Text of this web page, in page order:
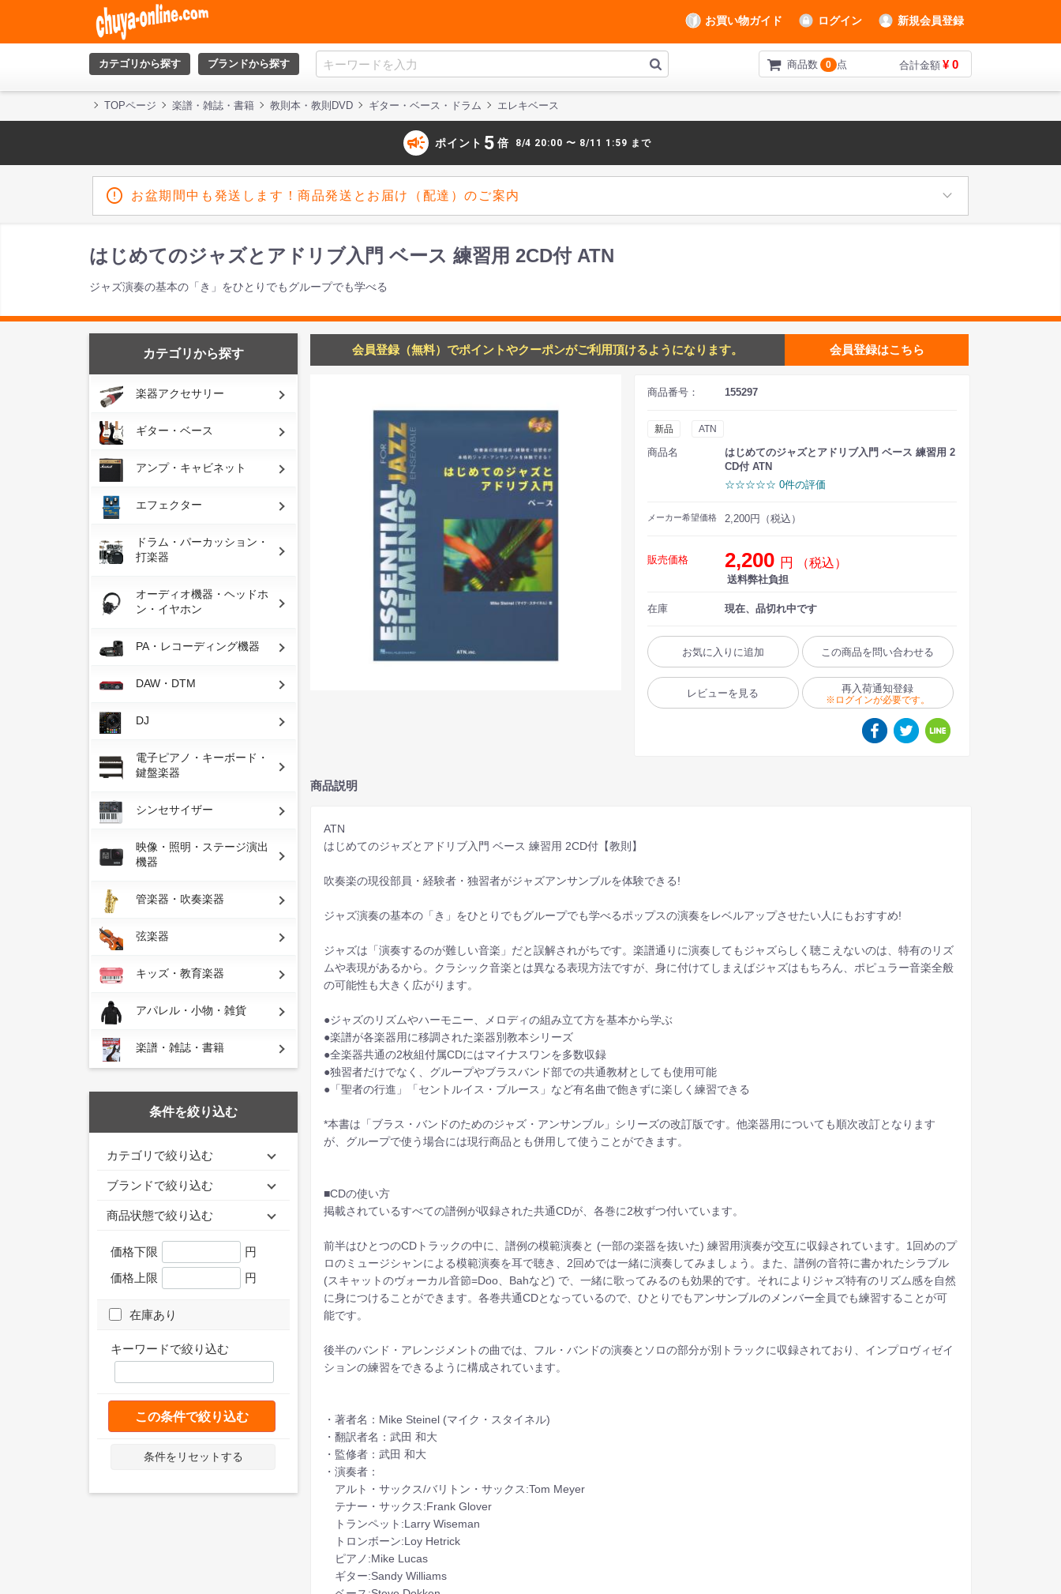
お買い物ガイド ログイン 新規会員登録
カテゴリから探す ブランドから探す 商品数 0 点 合計金額 ¥ 0
TOPページ 楽譜・雑誌・書籍 教則本・教則DVD ギター・ベース・ドラム エレキベース
campaign ポイント 5 倍 8/4 20:00 〜 8/11 1:59 まで
お盆期間中も発送します！商品発送とお届け（配達）のご案内
はじめてのジャズとアドリブ入門 ベース 練習用 2CD付 ATN
ジャズ演奏の基本の「き」をひとりでもグループでも学べる
カテゴリから探す
楽器アクセサリー
ギター・ベース
アンプ・キャビネット
エフェクター
ドラム・パーカッション・
打楽器
オーディオ機器・ヘッドホ
ン・イヤホン
PA・レコーディング機器
DAW・DTM
DJ
電子ピアノ・キーボード・
鍵盤楽器
シンセサイザー
映像・照明・ステージ演出
機器
管楽器・吹奏楽器
弦楽器
キッズ・教育楽器
アパレル・小物・雑貨
楽譜・雑誌・書籍
条件を絞り込む
カテゴリで絞り込む
ブランドで絞り込む
商品状態で絞り込む
価格下限
円
価格上限
円
在庫あり
キーワードで絞り込む
この条件で絞り込む
条件をリセットする
会員登録（無料）でポイントやクーポンがご利用頂けるようになります。 会員登録はこちら
商品番号： 155297
新品 ATN
商品名
はじめてのジャズとアドリブ入門 ベース 練習用 2
CD付 ATN
☆☆☆☆☆ 0件の評価
メーカー希望価格 2,200円（税込）
販売価格 2,200 円 （税込）
送料弊社負担
在庫 現在、品切れ中です
お気に入りに追加 この商品を問い合わせる
レビューを見る 再入荷通知登録
※ログインが必要です。
商品説明
ATN
はじめてのジャズとアドリブ入門 ベース 練習用 2CD付【教則】
吹奏楽の現役部員・経験者・独習者がジャズアンサンブルを体験できる!
ジャズ演奏の基本の「き」をひとりでもグループでも学べるポップスの演奏をレベルアップさせたい人にもおすすめ!
ジャズは「演奏するのが難しい音楽」だと誤解されがちです。楽譜通りに演奏してもジャズらしく聴こえないのは、特有のリズ
ムや表現があるから。クラシック音楽とは異なる表現方法ですが、身に付けてしまえばジャズはもちろん、ポピュラー音楽全般
の可能性も大きく広がります。
●ジャズのリズムやハーモニー、メロディの組み立て方を基本から学ぶ
●楽譜が各楽器用に移調された楽器別教本シリーズ
●全楽器共通の2枚組付属CDにはマイナスワンを多数収録
●独習者だけでなく、グループやブラスバンド部での共通教材としても使用可能
●「聖者の行進」「セントルイス・ブルース」など有名曲で飽きずに楽しく練習できる
*本書は「ブラス・バンドのためのジャズ・アンサンブル」シリーズの改訂版です。他楽器用についても順次改訂となります
が、グループで使う場合には現行商品とも併用して使うことができます。
■CDの使い方
掲載されているすべての譜例が収録された共通CDが、各巻に2枚ずつ付いています。
前半はひとつのCDトラックの中に、譜例の模範演奏と (一部の楽器を抜いた) 練習用演奏が交互に収録されています。1回めのプ
ロのミュージシャンによる模範演奏を耳で聴き、2回めでは一緒に演奏してみましょう。また、譜例の音符に書かれたシラブル
(スキャットのヴォーカル音節=Doo、Bahなど) で、一緒に歌ってみるのも効果的です。それによりジャズ特有のリズム感を自然
に身につけることができます。各巻共通CDとなっているので、ひとりでもアンサンブルのメンバー全員でも練習することが可
能です。
後半のバンド・アレンジメントの曲では、フル・バンドの演奏とソロの部分が別トラックに収録されており、インプロヴィゼイ
ションの練習をできるように構成されています。
・著者名：Mike Steinel (マイク・スタイネル)
・翻訳者名：武田 和大
・監修者：武田 和大
・演奏者：
アルト・サックス/バリトン・サックス:Tom Meyer
テナー・サックス:Frank Glover
トランペット:Larry Wiseman
トロンボーン:Loy Hetrick
ピアノ:Mike Lucas
ギター:Sandy Williams